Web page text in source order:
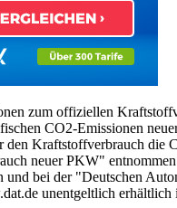
zum offiziellen
CO2-Emissionen
den Kraftstoffverbrauch die
neuer PKW"
und bei der "Deutschen
unentgeltlich erhältlich